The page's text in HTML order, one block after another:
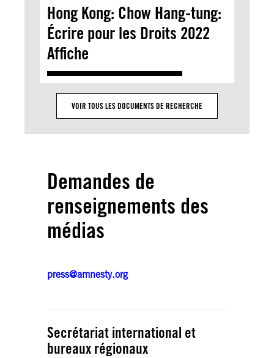
Hong Kong: Chow Hang-tung:
Écrire pour les Droits 2022
Affiche
VOIR TOUS LES DOCUMENTS DE RECHERCHE
Demandes de
renseignements des
médias
press@amnesty.org
Secrétariat international et
bureaux régionaux